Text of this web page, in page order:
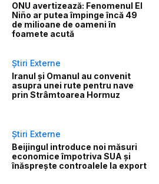
ONU avertizează: Fenomenul El
Niño ar putea împinge încă 49
de milioane de oameni în
foamete acută
Știri Externe
Iranul și Omanul au convenit
asupra unei rute pentru nave
prin Strâmtoarea Hormuz
Știri Externe
Beijingul introduce noi măsuri
economice împotriva SUA și
înăsprește controalele la export